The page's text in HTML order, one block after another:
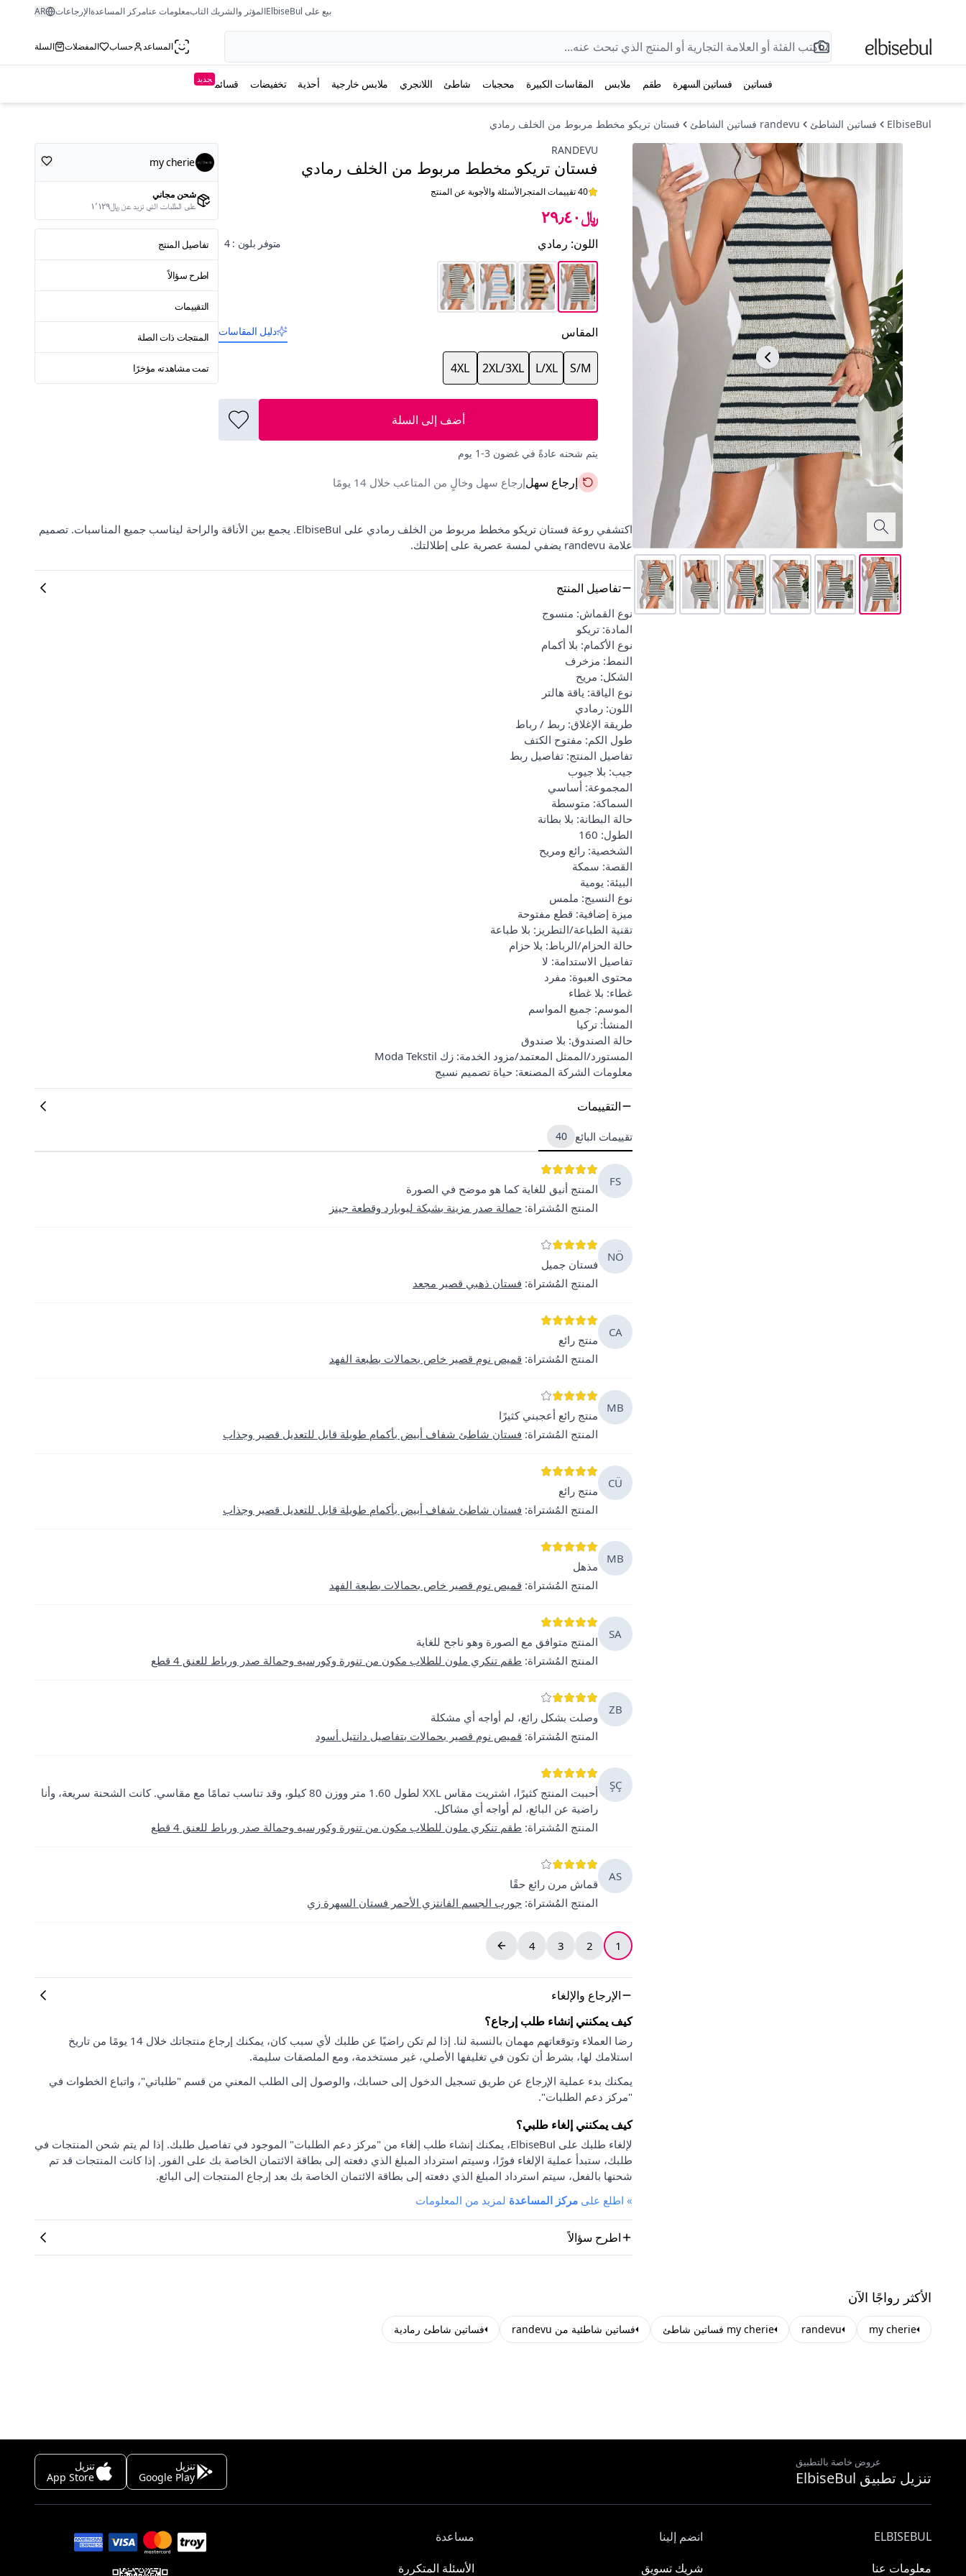
بيع على ElbiseBul المؤثر والشريك التابمعلومات عنامركز المساعدةالإرجاعات AR
المساعد حساب المفضلات السلة
فساتين فساتين السهرة طقم ملابس المقاسات الكبيرة محجبات شاطئ اللانجري ملابس خارجية أحذية تخفيضات قسائم جديد
ElbiseBul فساتين الشاطئ randevu فساتين الشاطئ
فستان تريكو مخطط مربوط من الخلف رمادي
RANDEVU
فستان تريكو مخطط مربوط من الخلف رمادي
40 تقييمات المتجر الأسئلة والأجوبة عن المنتج
﷼٢٩٫٤٠
اللون: رمادي متوفر بلون : 4
المقاس دليل المقاسات
S/M
L/XL
2XL/3XL
4XL
أضف إلى السلة
يتم شحنه عادةً في غضون 3-1 يوم
إرجاع سهلإرجاع سهل وخالٍ من المتاعب خلال 14 يومًا
my cherie
شحن مجاني
على الطلبات التي تزيد عن ﷼١٬١٢٩
تفاصيل المنتج
اطرح سؤالاً
التقييمات
المنتجات ذات الصلة
تمت مشاهدته مؤخرًا
اكتشفي روعة فستان تريكو مخطط مربوط من الخلف رمادي على ElbiseBul. يجمع بين الأناقة والراحة ليناسب جميع المناسبات. تصميم
علامة randevu يضفي لمسة عصرية على إطلالتك.
تفاصيل المنتج
نوع القماش: منسوج
المادة: تريكو
نوع الأكمام: بلا أكمام
النمط: مزخرف
الشكل: مريح
نوع الياقة: ياقة هالتر
اللون: رمادي
طريقة الإغلاق: ربط / رباط
طول الكم: مفتوح الكتف
تفاصيل المنتج: تفاصيل ربط
جيب: بلا جيوب
المجموعة: أساسي
السماكة: متوسطة
حالة البطانة: بلا بطانة
الطول: 160
الشخصية: رائع ومريح
القصة: سمكة
البيئة: يومية
نوع النسيج: ملمس
ميزة إضافية: قطع مفتوحة
تقنية الطباعة/التطريز: بلا طباعة
حالة الحزام/الرباط: بلا حزام
تفاصيل الاستدامة: لا
محتوى العبوة: مفرد
غطاء: بلا غطاء
الموسم: جميع المواسم
المنشأ: تركيا
حالة الصندوق: بلا صندوق
المستورد/الممثل المعتمد/مزود الخدمة: زك Moda Tekstil
معلومات الشركة المصنعة: حياة تصميم نسيج
التقييمات
تقييمات البائع 40
FS
المنتج أنيق للغاية كما هو موضح في الصورة
المنتج المُشتراة: حمالة صدر مزينة بشبكة ليوبارد وقطعة جينز
NÖ
فستان جميل
المنتج المُشتراة: فستان ذهبي قصير مجعد
CA
منتج رائع
المنتج المُشتراة: قميص نوم قصير خاص بحمالات بطبعة الفهد
MB
منتج رائع أعجبني كثيرًا
المنتج المُشتراة: فستان شاطئ شفاف أبيض بأكمام طويلة قابل للتعديل قصير وجذاب
CÜ
منتج رائع
المنتج المُشتراة: فستان شاطئ شفاف أبيض بأكمام طويلة قابل للتعديل قصير وجذاب
MB
مذهل
المنتج المُشتراة: قميص نوم قصير خاص بحمالات بطبعة الفهد
SA
المنتج متوافق مع الصورة وهو ناجح للغاية
المنتج المُشتراة: طقم تنكري ملون للطلاب مكون من تنورة وكورسيه وحمالة صدر ورباط للعنق 4 قطع
ZB
وصلت بشكل رائع، لم أواجه أي مشكلة
المنتج المُشتراة: قميص نوم قصير بحمالات بتفاصيل دانتيل أسود
ŞÇ
أحببت المنتج كثيرًا، اشتريت مقاس XXL لطول 1.60 متر ووزن 80 كيلو، وقد تناسب تمامًا مع مقاسي. كانت الشحنة سريعة، وأنا
راضية عن البائع، لم أواجه أي مشاكل.
المنتج المُشتراة: طقم تنكري ملون للطلاب مكون من تنورة وكورسيه وحمالة صدر ورباط للعنق 4 قطع
AS
قماش مرن رائع حقًا
المنتج المُشتراة: جورب الجسم الفانتزي الأحمر فستان السهرة زي
1
2
3
4
الإرجاع والإلغاء
كيف يمكنني إنشاء طلب إرجاع؟
رضا العملاء وتوقعاتهم مهمان بالنسبة لنا. إذا لم تكن راضيًا عن طلبك لأي سبب كان، يمكنك إرجاع منتجاتك خلال 14 يومًا من تاريخ
استلامك لها، بشرط أن تكون في تغليفها الأصلي، غير مستخدمة، ومع الملصقات سليمة.
يمكنك بدء عملية الإرجاع عن طريق تسجيل الدخول إلى حسابك، والوصول إلى الطلب المعني من قسم "طلباتي"، واتباع الخطوات في
"مركز دعم الطلبات".
كيف يمكنني إلغاء طلبي؟
لإلغاء طلبك على ElbiseBul، يمكنك إنشاء طلب إلغاء من "مركز دعم الطلبات" الموجود في تفاصيل طلبك. إذا لم يتم شحن المنتجات في
طلبك، ستبدأ عملية الإلغاء فورًا، وسيتم استرداد المبلغ الذي دفعته إلى بطاقة الائتمان الخاصة بك على الفور. إذا كانت المنتجات قد تم
شحنها بالفعل، سيتم استرداد المبلغ الذي دفعته إلى بطاقة الائتمان الخاصة بك بعد إرجاع المنتجات إلى البائع.
» اطلع على مركز المساعدة لمزيد من المعلومات
اطرح سؤالاً
الأكثر رواجًا الآن
my cherie
randevu my cherie فساتين شاطئ فساتين شاطئية من randevu فساتين شاطئ رمادية
عروض خاصة بالتطبيق
تنزيل تطبيق ElbiseBul
تنزيل
Google Play
تنزيل
App Store
ELBISEBUL
معلومات عنا
انضم إلينا
شريك تسويق
مساعدة
الأسئلة المتكررة